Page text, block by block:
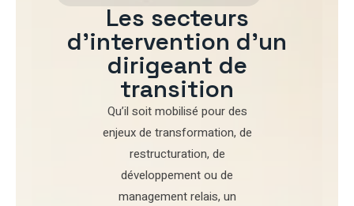
Les secteurs
d'intervention d'un
dirigeant de
transition
Qu’il soit mobilisé pourdes
enjeux de transformation, de
restructuration, de
développementou de
management relais, un